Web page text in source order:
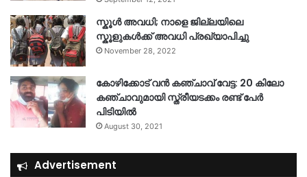
സ്കൂൾ അവധി; നാളെ ജില്ലയിലെ
സ്കൂളുകൾക്ക് അവധി പ്രഖ്യാപിച്ചു
November 28, 2022
കോഴിക്കോട് വൻ കഞ്ചാവ് വേട്ട: 20 കിലോ
കഞ്ചാവുമായി സ്ത്രീയടക്കം രണ്ട് പേർ
പിടിയിൽ
August 30, 2021
Advertisement